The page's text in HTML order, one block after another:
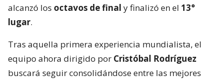
alcanzó los octavos de final y finalizó en el 13°
lugar.
Tras aquella primera experiencia mundialista, el
equipo ahora dirigido por Cristóbal Rodríguez
buscará seguir consolidándose entre las mejores